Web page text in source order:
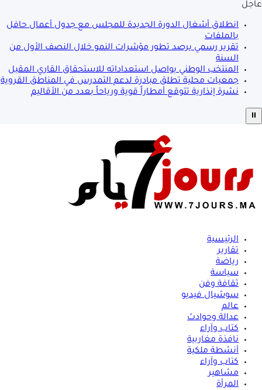
عاجل
انطلاق أشغال الدورة الجديدة للمجلس مع جدول أعمال حافل
بالملفات
تقرير رسمي يرصد تطور مؤشرات النمو خلال النصف الأول من
السنة
المنتخب الوطني يواصل استعداداته للاستحقاق القاري المقبل
جمعيات محلية تطلق مبادرة لدعم التمدرس في المناطق القروية
نشرة إنذارية تتوقع أمطاراً قوية ورياحاً بعدد من الأقاليم
⏸
الرئيسية
تقارير
رياضة
سياسة
ثقافة وفن
سوشيال فيديو
عالم
عدالة وحوادث
كتاب وآراء
نافذة مغاربية
أنشطة ملكية
كتاب وآراء
مشاهير
المرأة